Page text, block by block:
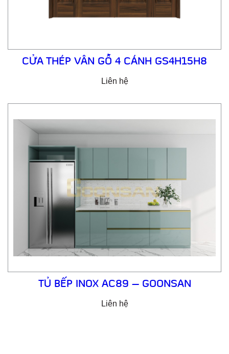
CỬA THÉP VÂN GỖ 4 CÁNH GS4H15H8
Liên hệ
TỦ BẾP INOX AC89 – GOONSAN
Liên hệ